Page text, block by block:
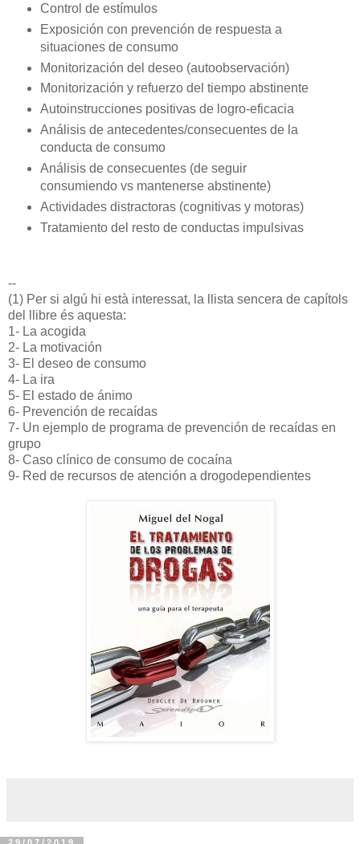
Control de estímulos
Exposición con prevención de respuesta a
situaciones de consumo
Monitorización del deseo (autoobservación)
Monitorización y refuerzo del tiempo abstinente
Autoinstrucciones positivas de logro-eficacia
Análisis de antecedentes/consecuentes de la
conducta de consumo
Análisis de consecuentes (de seguir
consumiendo vs mantenerse abstinente)
Actividades distractoras (cognitivas y motoras)
Tratamiento del resto de conductas impulsivas
--
(1) Per si algú hi està interessat, la llista sencera de capítols
del llibre és aquesta:
1- La acogida
2- La motivación
3- El deseo de consumo
4- La ira
5- El estado de ánimo
6- Prevención de recaídas
7- Un ejemplo de programa de prevención de recaídas en
grupo
8- Caso clínico de consumo de cocaína
9- Red de recursos de atención a drogodependientes